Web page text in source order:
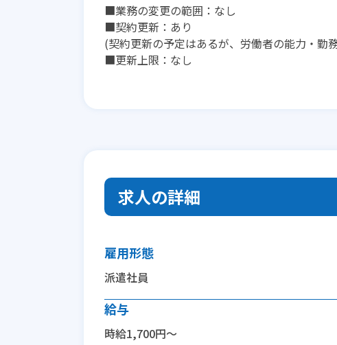
■業務の変更の範囲：なし
■契約更新：あり
(契約更新の予定はあるが、労働者の能力・勤
■更新上限：なし
求人の詳細
雇用形態
派遣社員
給与
時給1,700円～